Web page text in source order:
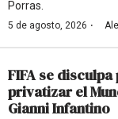
Porras.
5 de agosto, 2026 ·
FIFA se
privatizar el
Gianni Infantino